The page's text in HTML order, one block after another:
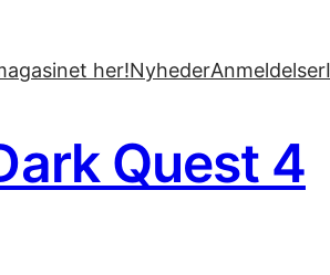
her!NyhederAnmeldelser
Quest 4